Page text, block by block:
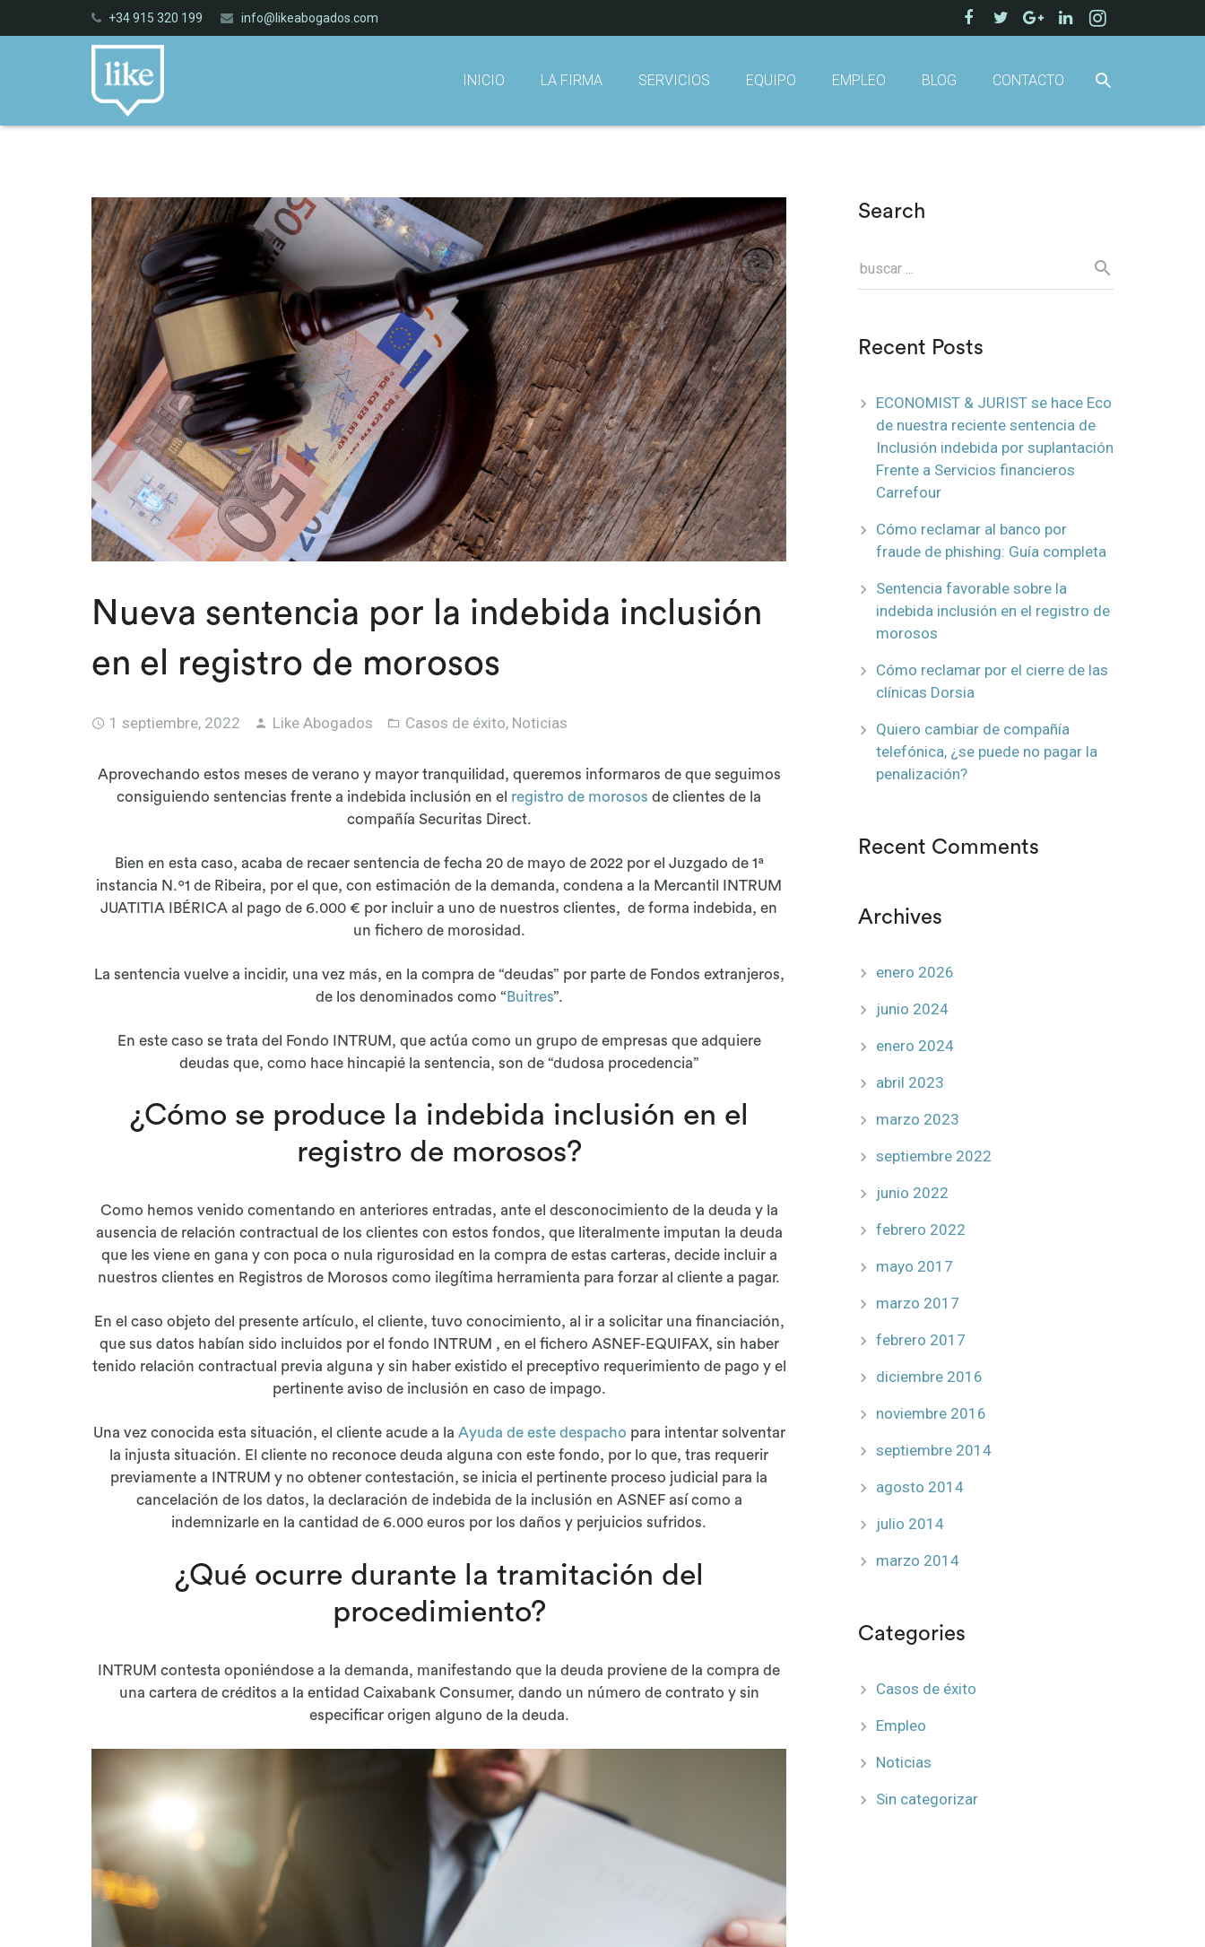
+34 915 320 199 info@likeabogados.com
INICIO LA FIRMA SERVICIOS EQUIPO EMPLEO BLOG CONTACTO
Nueva sentencia por la indebida inclusión
en el registro de morosos
1 septiembre, 2022 Like Abogados Casos de éxito, Noticias
Aprovechando estos meses de verano y mayor tranquilidad, queremos informaros de que seguimos
consiguiendo sentencias frente a indebida inclusión en el registro de morososde clientes de la
compañía Securitas Direct.
Bien en esta caso, acaba de recaer sentencia de fecha 20 de mayo de 2022 por el Juzgado de 1ª
instancia N.º1 de Ribeira, por el que, con estimación de la demanda, condena a la Mercantil INTRUM
JUATITIA IBÉRICA al pago de 6.000 € por incluir a uno de nuestros clientes, de forma indebida, en
un fichero de morosidad.
La sentencia vuelve a incidir, una vez más, en la compra de “deudas” por parte de Fondos extranjeros,
de los denominados como “ Buitres”.
En este caso se trata del Fondo INTRUM, que actúa como un grupo de empresas que adquiere
deudas que, como hace hincapié la sentencia, son de “dudosa procedencia”
¿Cómo se produce la indebida inclusión en el
registro de morosos?
Como hemos venido comentando en anteriores entradas, ante el desconocimiento de la deuda y la
ausencia de relación contractual de los clientes con estos fondos, que literalmente imputan la deuda
que les viene en gana y con poca o nula rigurosidad en la compra de estas carteras, decide incluir a
nuestros clientes en Registros de Morosos como ilegítima herramienta para forzar al cliente a pagar.
En el caso objeto del presente artículo, el cliente, tuvo conocimiento, al ir a solicitar una financiación,
que sus datos habían sido incluidos por el fondo INTRUM , en el fichero ASNEF-EQUIFAX, sin haber
tenido relación contractual previa alguna y sin haber existido el preceptivo requerimiento de pago y el
pertinente aviso de inclusión en caso de impago.
Una vez conocida esta situación, el cliente acude a la Ayuda de este despacho para intentar solventar
la injusta situación. El cliente no reconoce deuda alguna con este fondo, por lo que, tras requerir
previamente a INTRUM y no obtener contestación, se inicia el pertinente proceso judicial para la
cancelación de los datos, la declaración de indebida de la inclusión en ASNEF así como a
indemnizarle en la cantidad de 6.000 euros por los daños y perjuicios sufridos.
¿Qué ocurre durante la tramitación del
procedimiento?
INTRUM contesta oponiéndose a la demanda, manifestando que la deuda proviene de la compra de
una cartera de créditos a la entidad Caixabank Consumer, dando un número de contrato y sin
especificar origen alguno de la deuda.
Search
Recent Posts
ECONOMIST & JURIST se hace Eco
de nuestra reciente sentencia de
Inclusión indebida por suplantación
Frente a Servicios financieros
Carrefour
Cómo reclamar al banco por
fraude de phishing: Guía completa
Sentencia favorable sobre la
indebida inclusión en el registro de
morosos
Cómo reclamar por el cierre de las
clínicas Dorsia
Quiero cambiar de compañía
telefónica, ¿se puede no pagar la
penalización?
Recent Comments
Archives
enero 2026
junio 2024
enero 2024
abril 2023
marzo 2023
septiembre 2022
junio 2022
febrero 2022
mayo 2017
marzo 2017
febrero 2017
diciembre 2016
noviembre 2016
septiembre 2014
agosto 2014
julio 2014
marzo 2014
Categories
Casos de éxito
Empleo
Noticias
Sin categorizar